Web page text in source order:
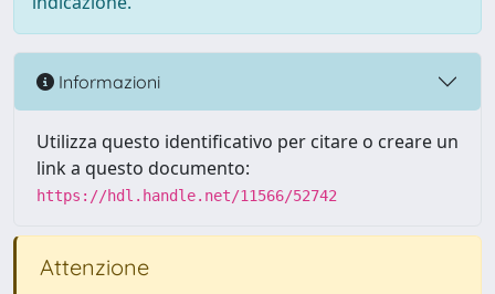
Informazioni
Utilizza questo identificativo per citare o creare un
link a questo documento:
https://hdl.handle.net/11566/52742
Attenzione